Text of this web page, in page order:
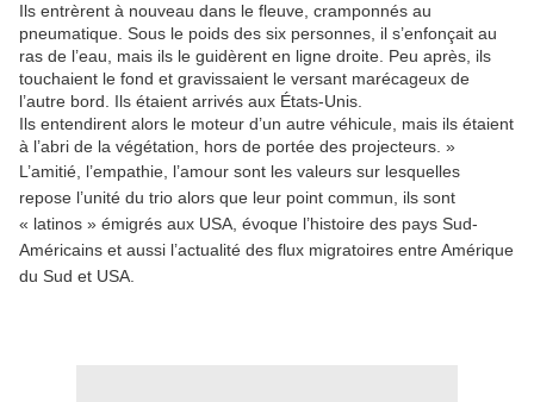
Ils entrèrent à nouveau dans le fleuve, cramponnés au
pneumatique. Sous le poids des six personnes, il s’enfonçait au
ras de l’eau, mais ils le guidèrent en ligne droite. Peu après, ils
touchaient le fond et gravissaient le versant marécageux de
l’autre bord. Ils étaient arrivés aux États-Unis.
Ils entendirent alors le moteur d’un autre véhicule, mais ils étaient
à l’abri de la végétation, hors de portée des projecteurs. »
L’amitié, l’empathie, l’amour sont les valeurs sur lesquelles
repose l’unité du trio alors que leur point commun, ils sont
« latinos » émigrés aux USA, évoque l’histoire des pays Sud-
Américains et aussi l’actualité des flux migratoires entre Amérique
du Sud et USA.